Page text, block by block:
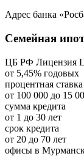
Адрес банка
Семейная
ЦБ РФ Лицензия
от 5,45% годовых
процентная ставка
от 100 000 до 15
сумма кредита
от 1 до 30 лет
срок кредита
от 20 до 70 лет
офисы в